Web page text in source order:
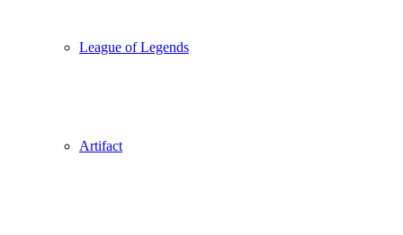
League of Legends
Artifact